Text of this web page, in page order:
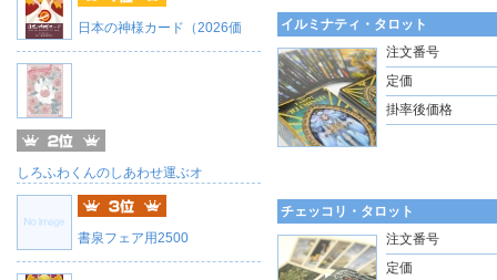
日本の神様カード（2026価
しろふわくんのしあわせ運ぶオ
書泉フェア用2500
イルミナティ・タロット
注文番号
定価
掛率後価格
チェッコリ・タロット
注文番号
定価